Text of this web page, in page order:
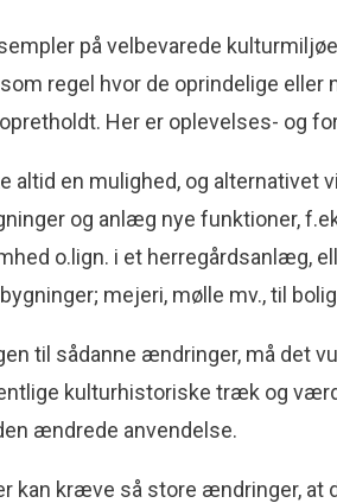
på velbevarede
regel hvor de oprindelige
Her er oplevelses- og
altid en mulighed, og alternativet
og anlæg nye funktioner,
o.lign. i et herregårdsanlæg,
mejeri, mølle mv., til
til sådanne ændringer, må det
kulturhistoriske træk og
ændrede anvendelse.
kan kræve så store ændringer, at